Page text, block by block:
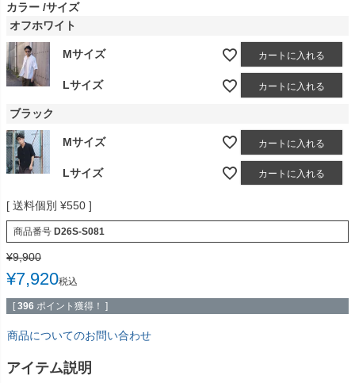
カラー サイズ
オフホワイト
Mサイズ カートに入れる
Lサイズ カートに入れる
ブラック
Mサイズ カートに入れる
Lサイズ カートに入れる
送料個別 ¥550
商品番号 D26S-S081
¥9,900
¥7,920税込
[ 396 ポイント獲得！ ]
商品についてのお問い合わせ
アイテム説明